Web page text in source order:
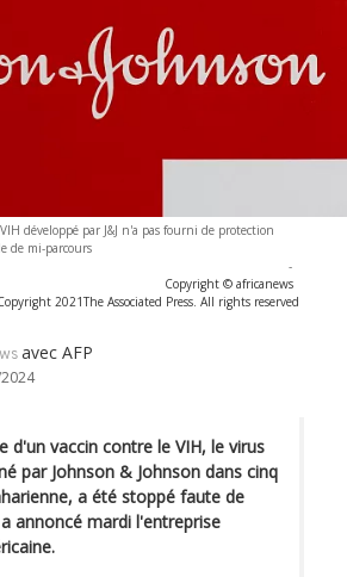
développé par J&J n'a pas fourni de protection
de mi-parcours
-
Copyright © africanews
2021The Associated Press. All rights reserved
avec AFP
d'un vaccin contre le VIH, le virus
par Johnson & Johnson dans cinq
a été stoppé faute de
annoncé mardi l'entreprise